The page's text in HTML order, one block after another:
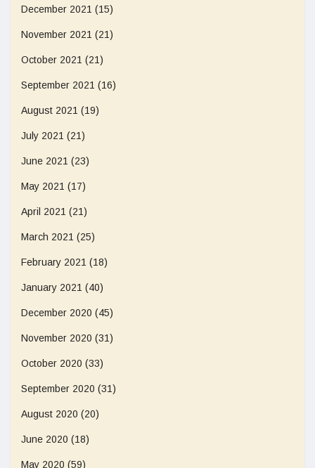
December 2021 (15)
November 2021 (21)
October 2021 (21)
September 2021 (16)
August 2021 (19)
July 2021 (21)
June 2021 (23)
May 2021 (17)
April 2021 (21)
March 2021 (25)
February 2021 (18)
January 2021 (40)
December 2020 (45)
November 2020 (31)
October 2020 (33)
September 2020 (31)
August 2020 (20)
June 2020 (18)
May 2020 (59)